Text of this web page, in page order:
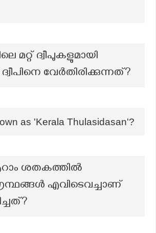
മറ്റ് ദ്വീപുകളുമായി
വേർതിരിക്കുന്നത്?
as 'Kerala Thulasidasan'?
ശതകത്തിൽ
എവിടെവച്ചാണ്